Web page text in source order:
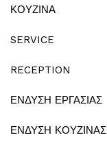
ΚΟΥΖΙΝΑ
SERVICE
RECEPTION
ΕΝΔΥΣΗ ΕΡΓΑΣΙΑΣ
ΕΝΔΥΣΗ ΚΟΥΖΙΝΑΣ